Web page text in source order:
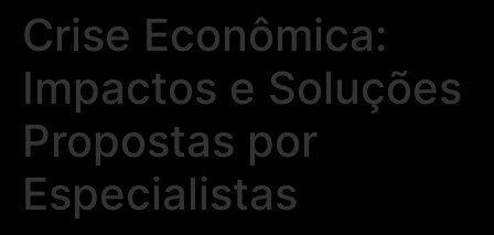
Crise Econômica:
Impactos e Soluções
Propostas por
Especialistas